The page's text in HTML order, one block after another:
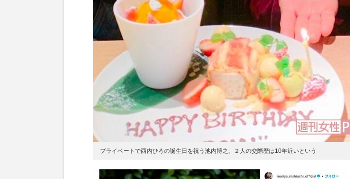
プライベートで西内ひろの誕生日を祝う池内博之。２人の交際歴は10年近いという